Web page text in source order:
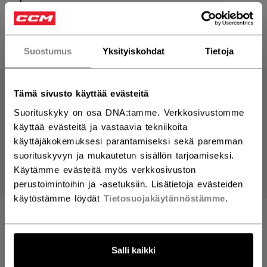
Suostumus Yksityiskohdat Tietoja
Tämä sivusto käyttää evästeitä
Suorituskyky on osa DNA:tamme. Verkkosivustomme
käyttää evästeitä ja vastaavia tekniikoita
käyttäjäkokemuksesi parantamiseksi sekä paremman
suorituskyvyn ja mukautetun sisällön tarjoamiseksi.
Käytämme evästeitä myös verkkosivuston
perustoimintoihin ja -asetuksiin. Lisätietoja evästeiden
käytöstämme löydät Tietosuojakäytännöstämme.
Salli kaikki
TUOTTEET
RUOTSI TUPSUPIPO
CANADA TUPSUPIPO
29,90 €